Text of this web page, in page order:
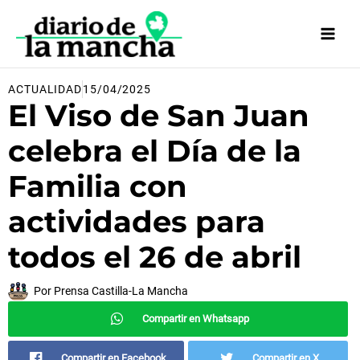
contenido
ACTUALIDAD15/04/2025
El Viso de San Juan
celebra el Día de la
Familia con
actividades para
todos el 26 de abril
Por Prensa Castilla-La Mancha
Compartir en Whatsapp